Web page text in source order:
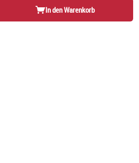
In den Warenkorb